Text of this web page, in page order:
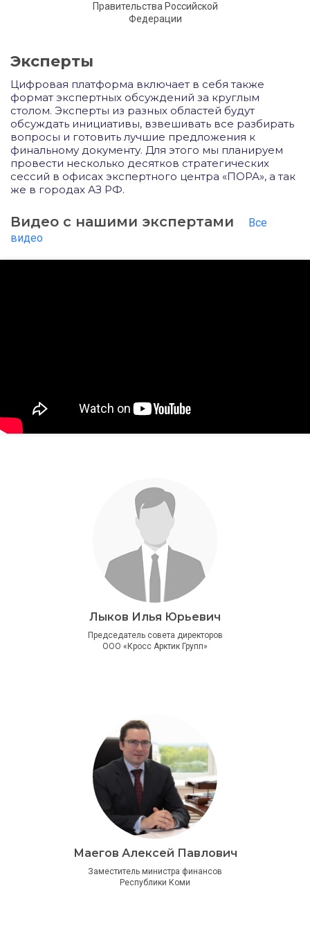
Правительства Российской
Федерации
Эксперты
Цифровая платформа включает в себя также
формат экспертных обсуждений за круглым
столом. Эксперты из разных областей будут
обсуждать инициативы, взвешивать все разбирать
вопросы и готовить лучшие предложения к
финальному документу. Для этого мы планируем
провести несколько десятков стратегических
сессий в офисах экспертного центра «ПОРА», а так
же в городах АЗ РФ.
Видео с нашими экспертами
Все
видео
Лыков Илья Юрьевич
Председатель совета директоров
ООО «Кросс Арктик Групп»
Маегов Алексей Павлович
Заместитель министра финансов
Республики Коми